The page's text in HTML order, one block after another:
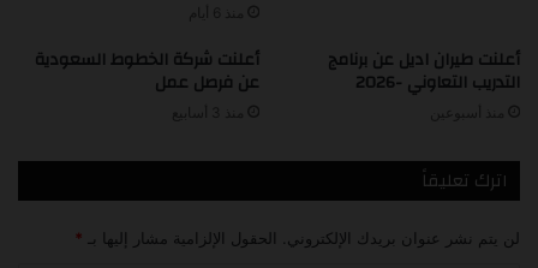
أعلنت طيران اديل عن برنامج
التدريب التعاوني -2026
أعلنت شركة الخطوط السعودية
عن فرصل عمل
اترك تعليقاً
لن يتم نشر عنوان بريدك الإلكتروني. الحقول الإلزامية مشار إليها بـ *